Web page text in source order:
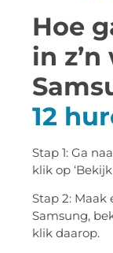
Hoe
in
12
Stap 1: Ga
klik op
Stap 2: Maak
Samsung,
klik daarop.